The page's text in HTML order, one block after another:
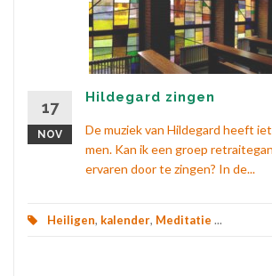
17
NOV
Hildegard zingen
De muziek van Hildegard heeft
men. Kan ik een groep
ervaren door te zingen? In de...
Heiligen, kalender, Meditatie ...